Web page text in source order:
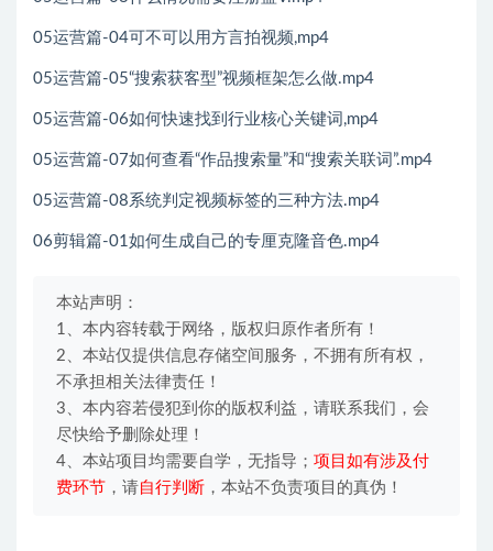
05运营篇-04可不可以用方言拍视频,mp4
05运营篇-05“搜索获客型”视频框架怎么做.mp4
05运营篇-06如何快速找到行业核心关键词,mp4
05运营篇-07如何查看“作品搜索量”和“搜索关联词”.mp4
05运营篇-08系统判定视频标签的三种方法.mp4
06剪辑篇-01如何生成自己的专厘克隆音色.mp4
本站声明：
1、本内容转载于网络，版权归原作者所有！
2、本站仅提供信息存储空间服务，不拥有所有权，
不承担相关法律责任！
3、本内容若侵犯到你的版权利益，请联系我们，会
尽快给予删除处理！
4、本站项目均需要自学，无指导； 项目如有涉及付
费环节 ，请自行判断 ，本站不负责项目的真伪！